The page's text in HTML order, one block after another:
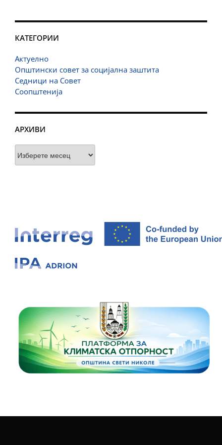
КАТЕГОРИИ
Актуелно
Општински совет за социјална заштита
Седници на Совет
Соопштенија
АРХИВИ